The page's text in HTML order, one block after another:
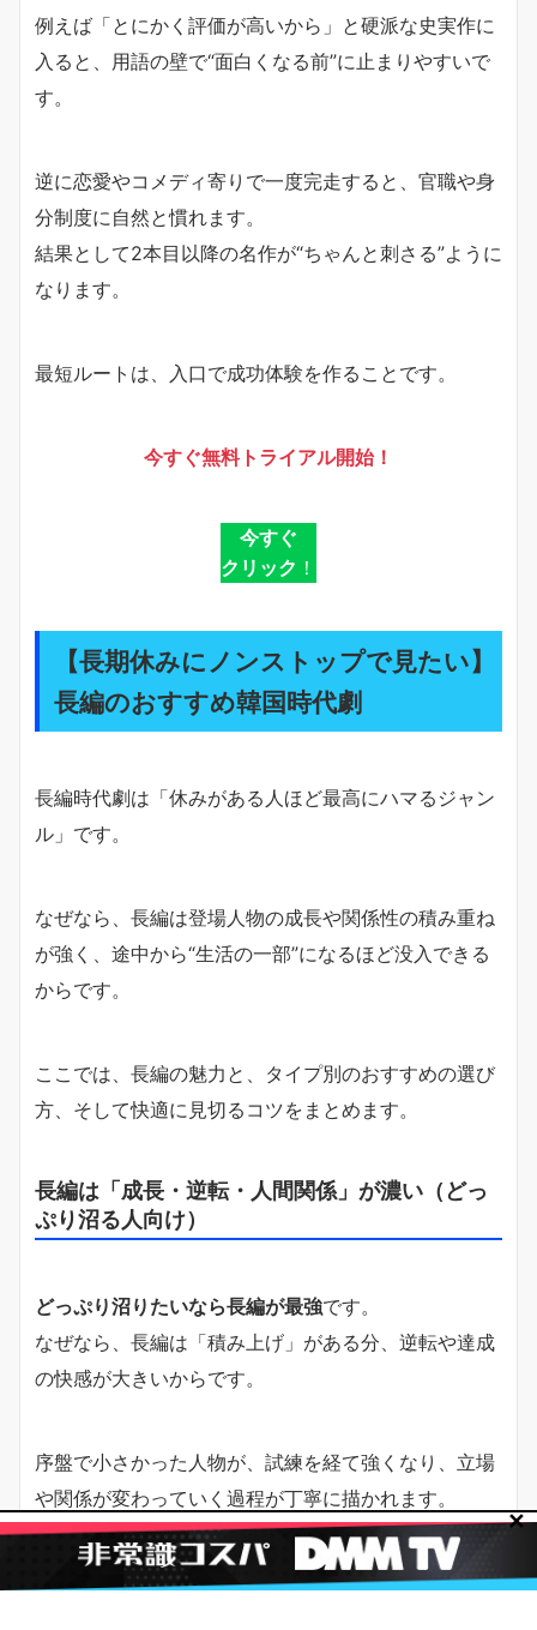
例えば「とにかく評価が高いから」と硬派な史実作に
入ると、用語の壁で“面白くなる前”に止まりやすいで
す。
逆に恋愛やコメディ寄りで一度完走すると、官職や身
分制度に自然と慣れます。
結果として2本目以降の名作が“ちゃんと刺さる”ように
なります。
最短ルートは、入口で成功体験を作ることです。
今すぐ無料トライアル開始！
今すぐ
クリック ！
【長期休みにノンストップで見たい】
長編のおすすめ韓国時代劇
長編時代劇は「休みがある人ほど最高にハマるジャン
ル」です。
なぜなら、長編は登場人物の成長や関係性の積み重ね
が強く、途中から“生活の一部”になるほど没入できる
からです。
ここでは、長編の魅力と、タイプ別のおすすめの選び
方、そして快適に見切るコツをまとめます。
長編は「成長・逆転・人間関係」が濃い（どっ
ぷり沼る人向け）
どっぷり沼りたいなら長編が最強です。
なぜなら、長編は「積み上げ」がある分、逆転や達成
の快感が大きいからです。
序盤で小さかった人物が、試練を経て強くなり、立場
や関係が変わっていく過程が丁寧に描かれます。
さらに、味方・敵・家族・仲間が増えるほど、感情の
揺れが大きくなります。
✕